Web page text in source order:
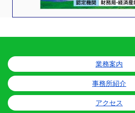
業務案内
事務所紹介
アクセス